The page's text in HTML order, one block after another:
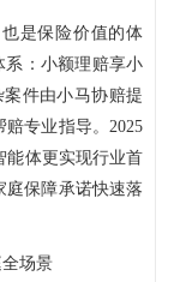
是保险价值的体
：小额理赔享小
件由小马协赔提
专业指导。2025
能体更实现行业首
庭保障承诺快速落
场景